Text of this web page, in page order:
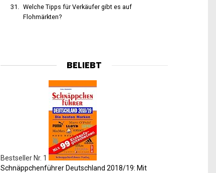
Welche Tipps für Verkäufer gibt es auf
Flohmärkten?
BELIEBT
Bestseller Nr. 1
Schnäppchenführer Deutschland 2018/19: Mit